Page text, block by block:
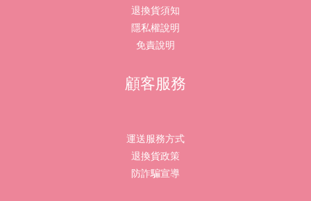
退換貨須知
隱私權說明
免責說明
顧客服務
運送服務方式
退換貨政策
防詐騙宣導